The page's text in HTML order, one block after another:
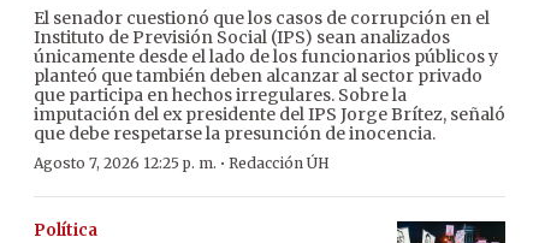
El senador cuestionó que los casos de corrupción en el
Instituto de Previsión Social (IPS) sean analizados
únicamente desde el lado de los funcionarios públicos y
planteó que también deben alcanzar al sector privado
que participa en hechos irregulares. Sobre la
imputación del ex presidente del IPS Jorge Brítez, señaló
que debe respetarse la presunción de inocencia.
Agosto 7, 2026 12:25 p. m. · Redacción ÚH
Política